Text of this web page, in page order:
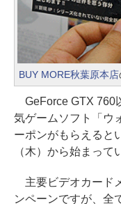
BUY MORE秋葉原本店
GeForce GTX 760
気ゲームソフト「ウ
ーポンがもらえると
（木）から始まって
主要ビデオカード
ンペーンですが、全